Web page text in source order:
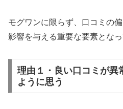
モグワンに限らず、口コミの
影響を与える重要な要素となっ
理由１・良い口コミが異
ように思う